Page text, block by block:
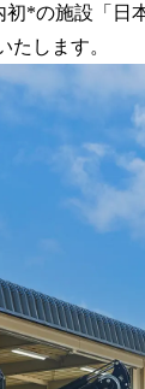
*の施設「日
たします。